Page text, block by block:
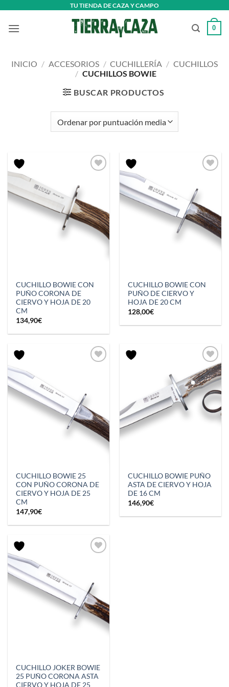
contenido
TU TIENDA DE CAZA Y CAMPO
0
INICIO / ACCESORIOS / CUCHILLERÍA / CUCHILLOS
/ CUCHILLOS BOWIE
BUSCAR PRODUCTOS
CUCHILLO BOWIE CON
PUÑO CORONA DE
CIERVO Y HOJA DE 20
CM
134,90€
CUCHILLO BOWIE CON
PUÑO DE CIERVO Y
HOJA DE 20 CM
128,00€
CUCHILLO BOWIE 25
CON PUÑO CORONA DE
CIERVO Y HOJA DE 25
CM
147,90€
CUCHILLO BOWIE PUÑO
ASTA DE CIERVO Y HOJA
DE 16 CM
146,90€
CUCHILLO JOKER BOWIE
25 PUÑO CORONA ASTA
CIERVO Y HOJA DE 25